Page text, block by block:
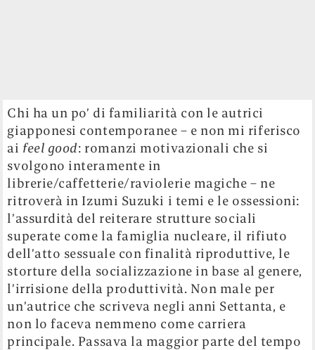
l’irrisione della produttività. Non male per
un’autrice che scriveva negli anni Settanta, e
non lo faceva nemmeno come carriera
principale. Passava la maggior parte del tempo
in una nebbia farmacologica, a letto coi
musicisti, a litigare furiosamente col marito
famoso e a farsi scattare foto sexy dal
fotografo Araki Nobuyoshi. Suzuki si dedicò
alla scrittura soprattutto dopo aver perso il
marito, dal quale aveva appena divorziato, per
overdose di sedativi (la loro storia è raccontata,
per le ire della figlia, nel libro e nell’omonimo
film degli anni novanta Endless waltz,
Wakamatsu Koji).